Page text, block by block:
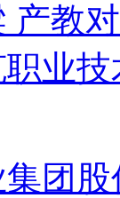
产教
业
团